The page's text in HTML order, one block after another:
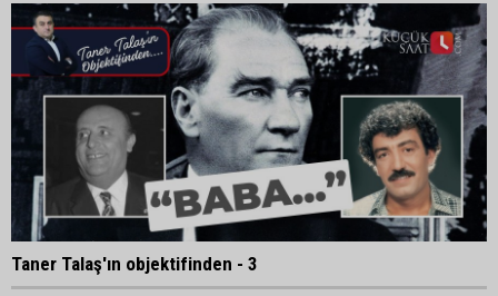
Taner Talaş'ın objektifinden - 3